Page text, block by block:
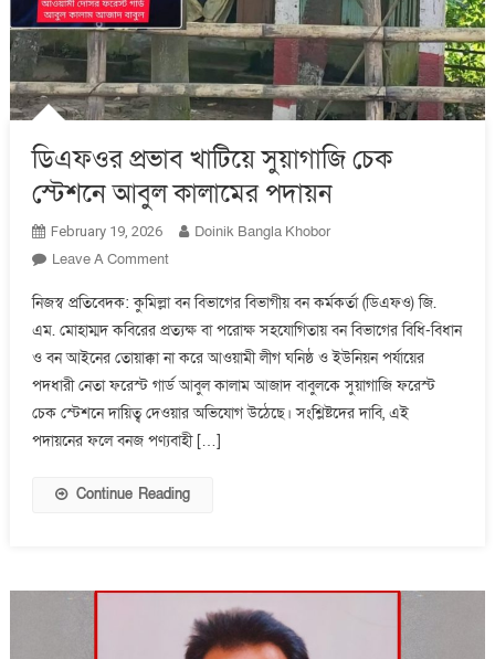
ডিএফওর প্রভাব খাটিয়ে সুয়াগাজি চেক
স্টেশনে আবুল কালামের পদায়ন
February 19, 2026
Doinik Bangla Khobor
Leave A CommentOn
প্রভাব
খাটিয়ে
সুয়াগাজি
চেক
স্টেশনে
আবুল
পদায়ন
নিজস্ব প্রতিবেদক: কুমিল্লা বন বিভাগের বিভাগীয় বন কর্মকর্তা (ডিএফও) জি.
এম. মোহাম্মদ কবিরের প্রত্যক্ষ বা পরোক্ষ সহযোগিতায় বন বিভাগের বিধি-বিধান
ও বন আইনের তোয়াক্কা না করে আওয়ামী লীগ ঘনিষ্ঠ ও ইউনিয়ন পর্যায়ের
পদধারী নেতা ফরেস্ট গার্ড আবুল কালাম আজাদ বাবুলকে সুয়াগাজি ফরেস্ট
চেক স্টেশনে দায়িত্ব দেওয়ার অভিযোগ উঠেছে। সংশ্লিষ্টদের দাবি, এই
পদায়নের ফলে বনজ পণ্যবাহী […]
Continue Reading